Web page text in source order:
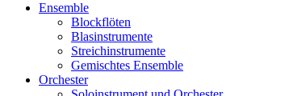
Ensemble
Blockflöten
Blasinstrumente
Streichinstrumente
Gemischtes Ensemble
Orchester